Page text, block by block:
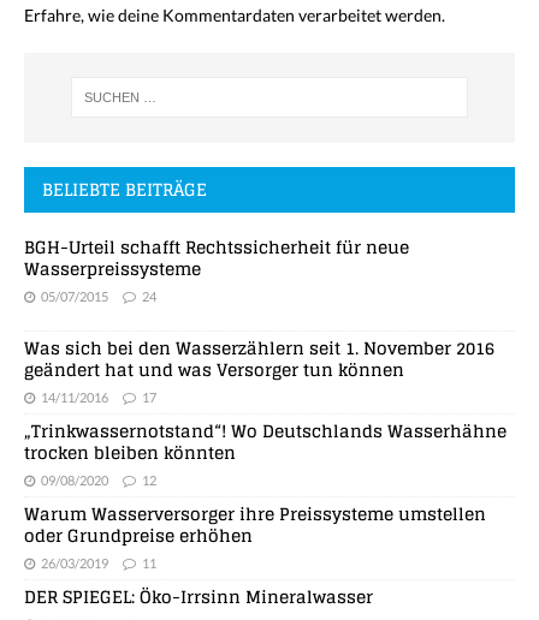
Erfahre, wie deine Kommentardaten verarbeitet werden.
BELIEBTE BEITRÄGE
BGH-Urteil schafft Rechtssicherheit für neue
Wasserpreissysteme
05/07/2015 24
Was sich bei den Wasserzählern seit 1. November 2016
geändert hat und was Versorger tun können
14/11/2016 17
„Trinkwassernotstand“! Wo Deutschlands Wasserhähne
trocken bleiben könnten
09/08/2020 12
Warum Wasserversorger ihre Preissysteme umstellen
oder Grundpreise erhöhen
26/03/2019 11
DER SPIEGEL: Öko-Irrsinn Mineralwasser